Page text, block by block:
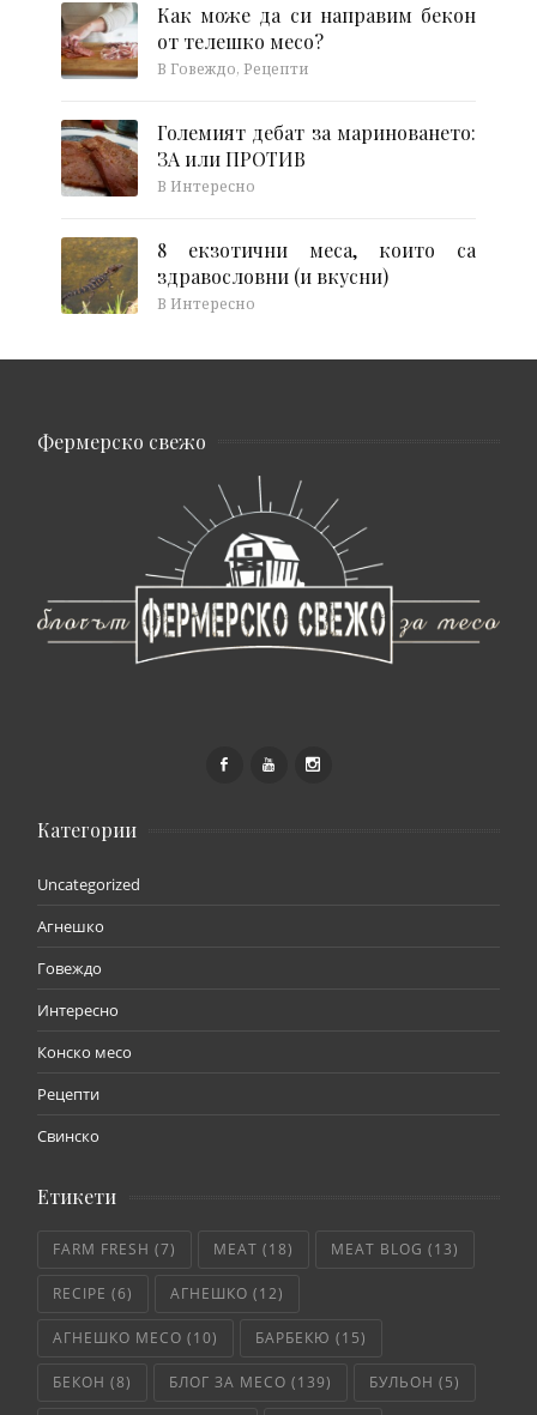
Как може да си направим бекон
от телешко месо?
В Говеждо, Рецепти
Големият дебат за мариноването:
ЗА или ПРОТИВ
В Интересно
8 екзотични меса, които са
здравословни (и вкусни)
В Интересно
Фермерско свежо
Категории
Uncategorized
Агнешко
Говеждо
Интересно
Конско месо
Рецепти
Свинско
Етикети
FARM FRESH (7) MEAT (18) MEAT BLOG (13)
RECIPE (6) АГНЕШКО (12)
АГНЕШКО МЕСО (10) БАРБЕКЮ (15)
БЕКОН (8) БЛОГ ЗА МЕСО (139) БУЛЬОН (5)